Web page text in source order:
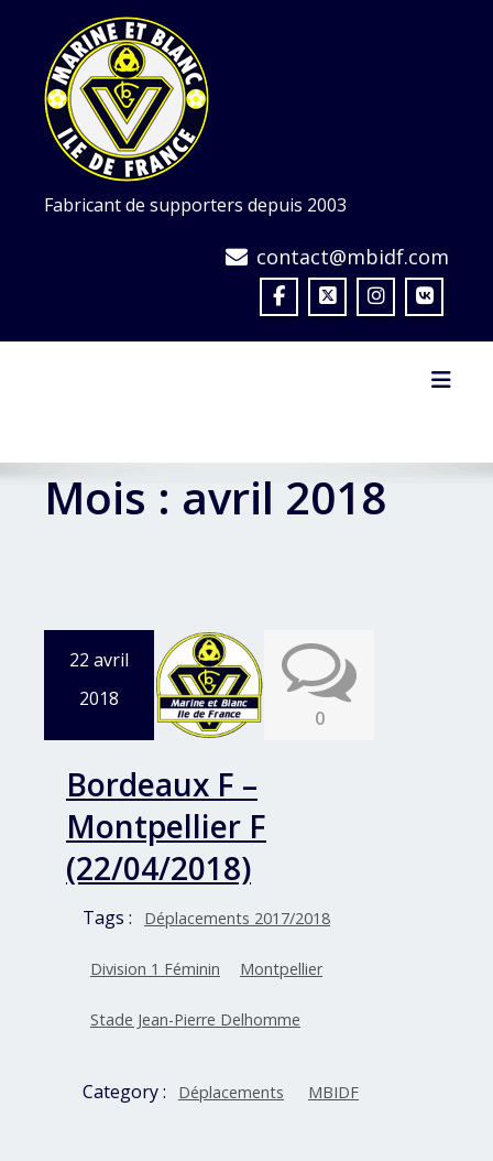
content
Fabricant de supporters depuis 2003
contact@mbidf.com
Mois : avril 2018
22 avril
2018
0
Bordeaux F –
Montpellier F
(22/04/2018)
Tags : Déplacements 2017/2018
Division 1 Féminin Montpellier
Stade Jean-Pierre Delhomme
Category : Déplacements MBIDF